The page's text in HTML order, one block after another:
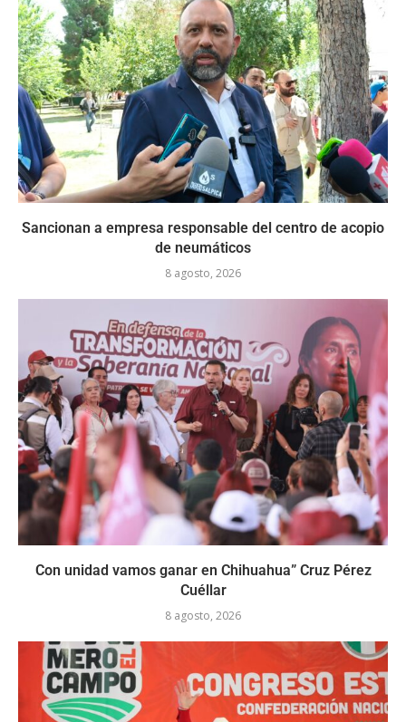
Sancionan a empresa responsable del centro de acopio
de neumáticos
8 agosto, 2026
Con unidad vamos ganar en Chihuahua” Cruz Pérez
Cuéllar
8 agosto, 2026